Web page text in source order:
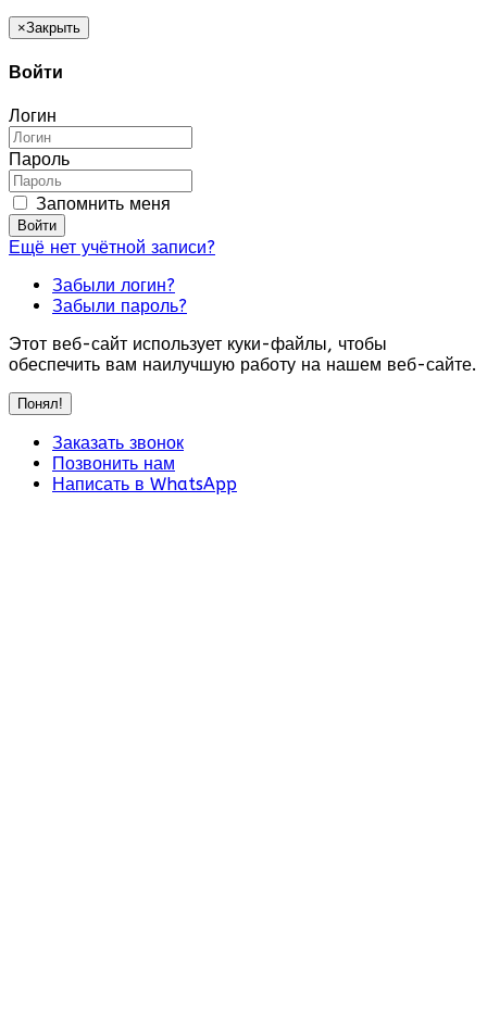
×Закрыть
Войти
Логин
Пароль
Запомнить меня
Войти
Ещё нет учётной записи?
Забыли логин?
Забыли пароль?
Этот веб-сайт использует куки-файлы, чтобы
обеспечить вам наилучшую работу на нашем веб-сайте.
Понял!
Заказать звонок
Позвонить нам
Написать в WhatsApp